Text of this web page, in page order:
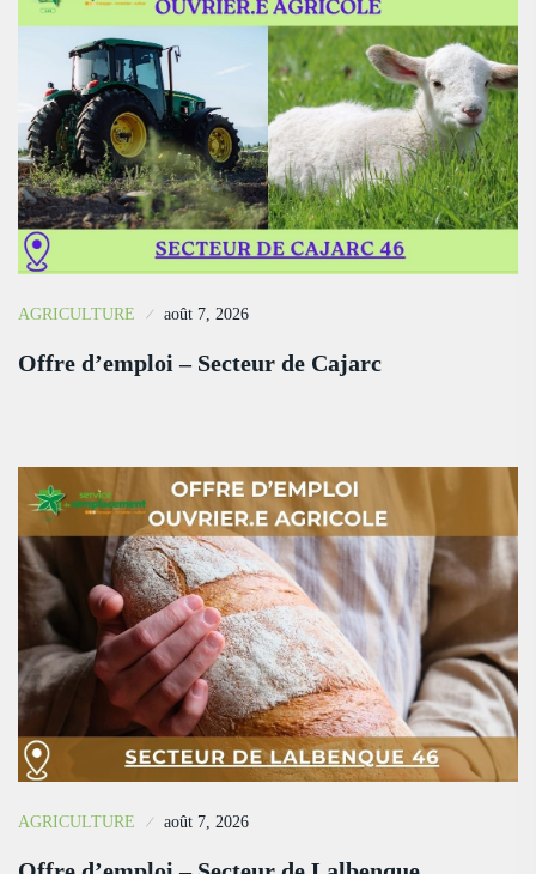
AGRICULTURE août 7, 2026
Offre d’emploi – Secteur de Cajarc
AGRICULTURE août 7, 2026